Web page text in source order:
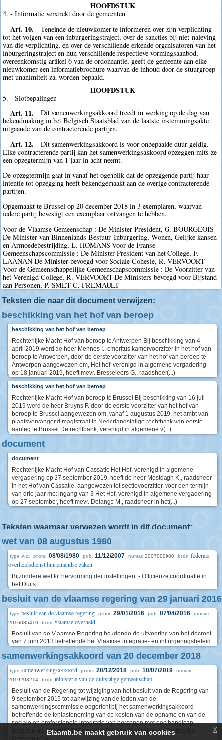
HOOFDSTUK
4. - Informatie verstrekt door de gemeenten
Art. 10.
Teneinde de nieuwkomer te informeren over zijn verplichting
tot het volgen van een inburgeringstraject, over de sancties bij niet-naleving
van die verplichting, en over de verschillende erkende organisatoren van het
inburgeringstraject en hun verschillende respectieve vormingsaanbod,
overeenkomstig artikel 6 van de ordonnantie, geeft de gemeente aan elke
nieuwkomer een informatiebrochure waarvan de inhoud door de stuurgroep
met unanimiteit zal worden bepaald.
HOOFDSTUK
5. - Slotbepalingen
Art. 11.
Dit samenwerkingsakkoord treedt in werking op de dag van
bekendmaking in het Belgisch Staatsblad van de laatste instemmingsakte
uitgaande van de contracterende partijen.
Art. 12.
Dit samenwerkingsakkoord is voor onbepaalde duur geldig.
Elke contracterende partij kan het samenwerkingsakkoord opzeggen mits ze
een opzegtermijn van 1 jaar in acht neemt.
De opzegtermijn gaat in vanaf het ogenblik dat de opzeggende partij haar
intentie tot opzegging heeft bekendgemaakt aan de overige contracterende
partijen.
Opgemaakt te Brussel op 20 december 2018 in 3 exemplaren, waarvan
iedere partij bevestigt een exemplaar ontvangen te hebben.
Voor de Vlaamse Gemeenschap : De Minister-President, G. BOURGEOIS
De Minister van Binnenlands Bestuur, Inburgering, Wonen, Gelijke kansen
en Armoedebestrijding, L. HOMANS Voor de Franse
Gemeenschapscommissie : De Minister-President van het College, F.
LAANAN De Minister bevoegd voor Sociale Cohesie, R. VERVOORT
Voor de Gemeenschappelijke Gemeenschapscommissie : De Voorzitter van
het Verenigd College, R. VERVOORT De Ministers bevoegd voor Bijstand
aan Personen, P. SMET C. FREMAULT
Teksten die naar dit document verwijzen:
beschikking van het hof van beroep
beschikking van het hof van beroep
Rechterlijke Macht Hof van beroep te Antwerpen Bij beschikking van 4
april 2019 werd de heer Mennes I., emeritus kamervoorzitter in het hof van
beroep te Antwerpen, door de eerste voorzitter van het hof van beroep te
Antwerpen aangewezen om, Het hof, verenigd in algemene vergadering
op 18 januari 2019, heeft mevr. Bresseleers G., raadsheer(...)
beschikking van het hof van beroep
Rechterlijke Macht Hof van beroep te Brussel Bij beschikking van 16 juli
2019 werd de heer Bruyns F. door de eerste voorzitter van het hof van
beroep te Brussel aangewezen om, vanaf 1 augustus 2019, het ambt van
plaatsvervangend magistraat in Nederlandstalige rechtbank van eerste
aanleg te Brussel De rechtbank, verenigd in algemene v(...)
document
document
Rechterlijke Macht Hof van Cassatie Het Hof, verenigd in algemene
vergadering op 27 september 2019, heeft de heer Mestdagh K., raadsheer
in het Hof van Cassatie, aangewezen tot sectievoorzitter, voor een termijn
van drie jaar met ingang van 3 Het Hof, verenigd in algemene vergadering
op 27 september, heeft mevr. Delange M., raadsheer in het(...)
Teksten waarnaar verwezen wordt in dit document:
wet van 08 augustus 1980
type wet prom. 08/08/1980 pub. 11/12/2007 numac 2007000980 bron federale
overheidsdienst binnenlandse zaken
Bijzondere wet tot hervorming der instellingen. - Officieuze coördinatie in
het Duits
besluit van de vlaamse regering van 29 januari 2016
type besluit van de vlaamse regering prom. 29/01/2016 pub. 07/04/2016 numac
2016035410 bron vlaamse overheid
Besluit van de Vlaamse Regering houdende de uitvoering van het decreet
van 7 juni 2013 betreffende het Vlaamse integratie- en inburgeringsbeleid
samenwerkingsakkoord van 20 december 2018
type samenwerkingsakkoord prom. 20/12/2018 pub. 10/07/2019 numac
2019203214 bron ministerie van de duitstalige gemeenschap
Besluit van de Regering tot wijziging van het besluit van de Regering van
9 september 2015 tot aanwijzing van de leden van de
samenwerkingscommissie opgericht bij het samenwerkingsakkoord
betreffende de tenlasteneming van de kosten van de opname en van de
sociale en professionele integratie van personen met een handicap,
gesloten op 10 april 1995 door het Waalse Gewest en de Duitstalige
Etaamb.be maakt gebruik van cookies x